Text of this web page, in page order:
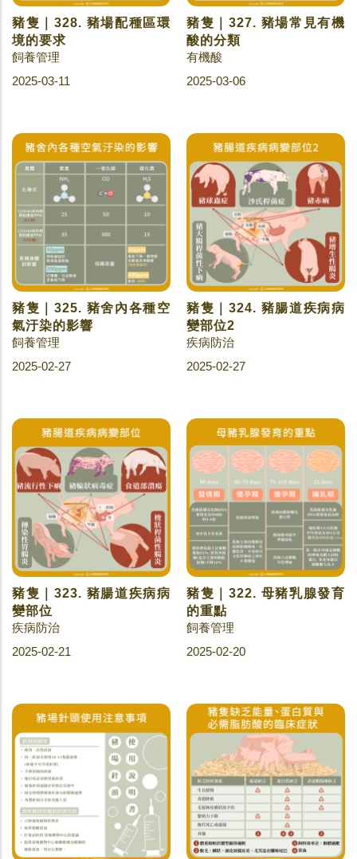
豬隻｜328. 豬場配種區環
境的要求
飼養管理
2025-03-11
豬隻｜327. 豬場常見有機
酸的分類
有機酸
2025-03-06
豬隻｜325. 豬舍內各種空
氣汙染的影響
飼養管理
2025-02-27
豬隻｜324. 豬腸道疾病病
變部位2
疾病防治
2025-02-27
豬隻｜323. 豬腸道疾病病
變部位
疾病防治
2025-02-21
豬隻｜322. 母豬乳腺發育
的重點
飼養管理
2025-02-20